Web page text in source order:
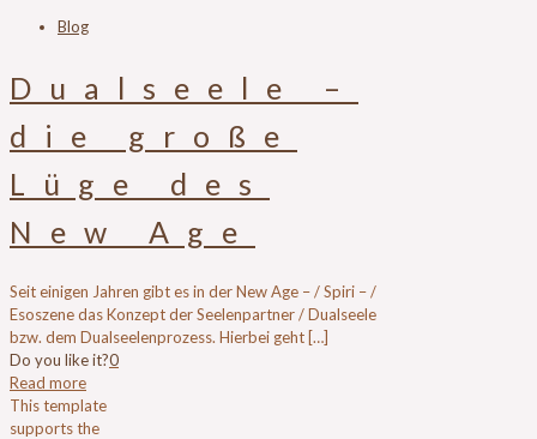
Blog
Dualseele –
die große
Lüge des
New Age
Seit einigen Jahren gibt es in der New Age – / Spiri – /
Esoszene das Konzept der Seelenpartner / Dualseele
bzw. dem Dualseelenprozess. Hierbei geht […]
Do you like it?0
Read more
This template
supports the